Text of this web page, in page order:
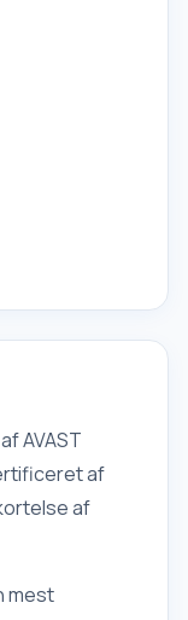
AVAST
af
af
mest